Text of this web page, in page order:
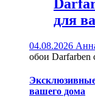
для
04.08.2026
обои Darfarben
вашего дома